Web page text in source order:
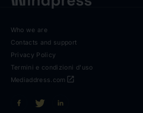
Who we are
Contacts and support
Privacy Policy
Termini e condizioni d'uso
open_in_new
Mediaddress.com